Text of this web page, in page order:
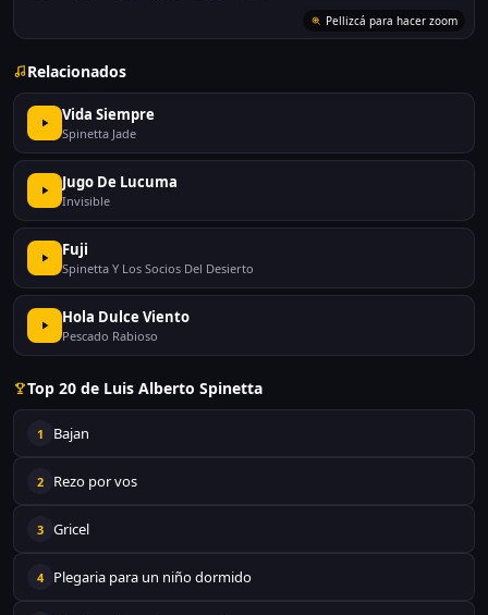
Pellizcá para hacer zoom
Relacionados
Vida Siempre
Spinetta Jade
Jugo De Lucuma
Invisible
Fuji
Spinetta Y Los Socios Del Desierto
Hola Dulce Viento
Pescado Rabioso
Top 20 de Luis Alberto Spinetta
1 Bajan
2 Rezo por vos
3 Gricel
4 Plegaria para un niño dormido